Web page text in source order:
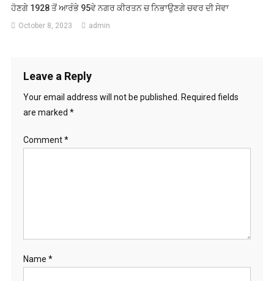
ਹੋਣਗੇ 1928 ਤੋਂ ਆਰੰਭੇ 95ਵੇ ਨਗਰ ਕੀਰਤਨ ਚ ਨਿਭਾਉਣਗੇ ਚਵਰ ਦੀ ਸੇਵਾ
October 8, 2023 admin
Leave a Reply
Your email address will not be published.
Required fields
are marked *
Comment*
Name *